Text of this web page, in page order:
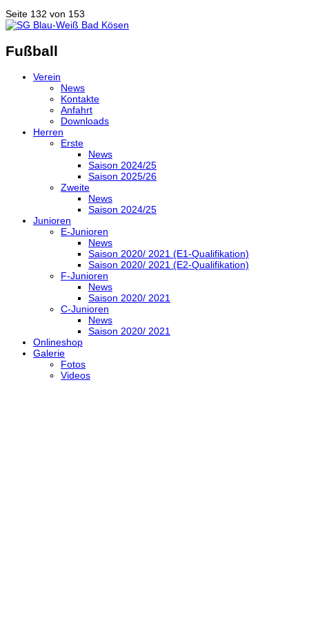
Seite 132 von 153
Fußball
Verein
News
Kontakte
Anfahrt
Downloads
Herren
Erste
News
Saison 2024/25
Saison 2025/26
Zweite
News
Saison 2024/25
Junioren
E-Junioren
News
Saison 2020/ 2021 (E1-Qualifikation)
Saison 2020/ 2021 (E2-Qualifikation)
F-Junioren
News
Saison 2020/ 2021
C-Junioren
News
Saison 2020/ 2021
Onlineshop
Galerie
Fotos
Videos